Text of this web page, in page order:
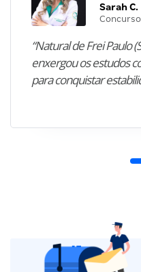
Sarah C.
“Natural de Frei Paulo
enxergou os estudos
para conquistar